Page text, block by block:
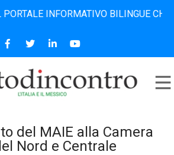
INFORMATIVO BILINGUE CHE DAL
del MAIE alla Camera
Nord e Centrale